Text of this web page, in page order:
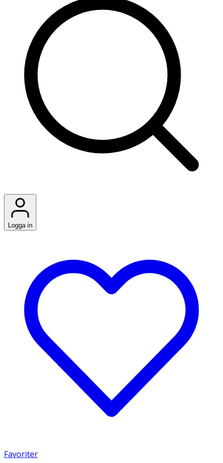
Logga in
Favoriter